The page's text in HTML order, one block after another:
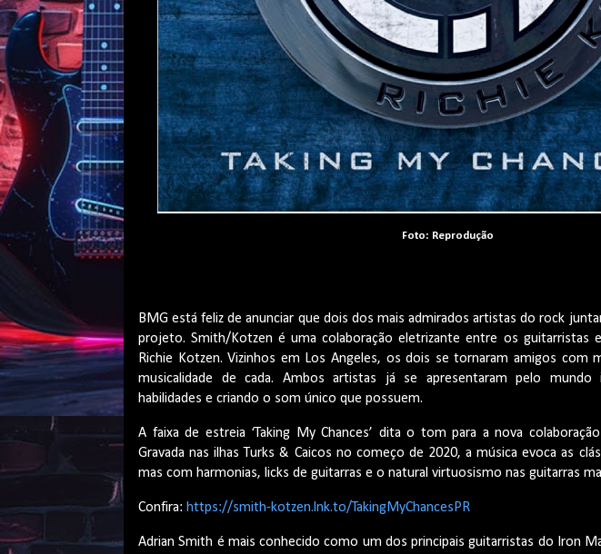
Foto: Reprodução
BMG está feliz de anunciar que dois dos mais admirados artistas do rock
projeto. Smith/Kotzen é uma colaboração eletrizante entre os guitarristas
Richie Kotzen. Vizinhos em Los Angeles, os dois se tornaram amigos com
musicalidade de cada. Ambos artistas já se apresentaram pelo mundo
habilidades e criando o som único que possuem.
A faixa de estreia ‘Taking My Chances’ dita o tom para a nova
Gravada nas ilhas Turks & Caicos no começo de 2020, a música evoca as
mas com harmonias, licks de guitarras e o natural virtuosismo nas guitarras
Confira: https://smith-kotzen.lnk.to/TakingMyChancesPR
Adrian Smith é mais conhecido como um dos principais guitarristas do Iron